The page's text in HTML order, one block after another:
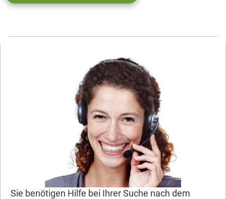
Sie benötigen Hilfe bei Ihrer Suche nach dem